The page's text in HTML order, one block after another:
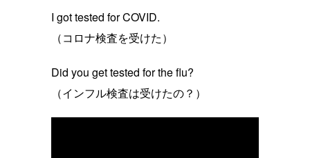
I got tested for COVID.
（コロナ検査を受けた）
Did you get tested for the flu?
（インフル検査は受けたの？）